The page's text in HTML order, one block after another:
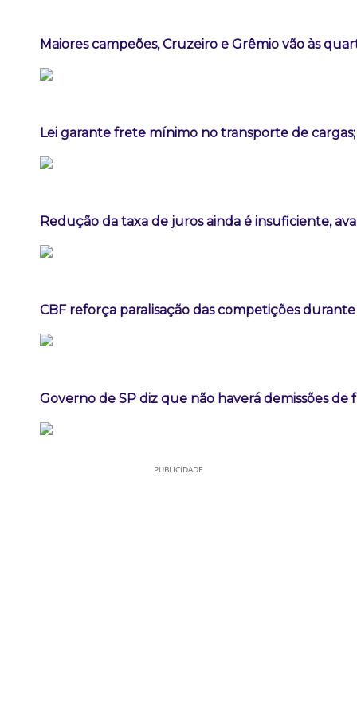
Maiores campeões, Cruzeiro e Grêmio vão às
Lei garante frete mínimo no transporte de
Redução da taxa de juros ainda é insuficiente,
CBF reforça paralisação das competições
Governo de SP diz que não haverá demissões de
PUBLICIDADE